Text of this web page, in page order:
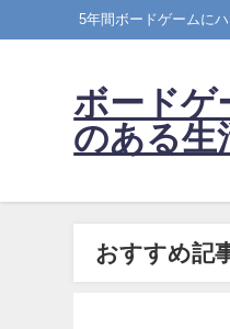
5年間ボードゲームに
ボードゲ
のある生
おすすめ記